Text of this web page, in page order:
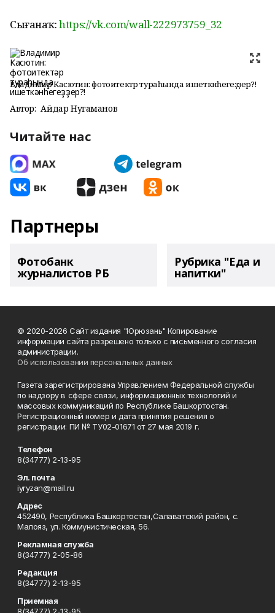
Сығанаҡ:https://vk.com/wall-222973759_32
Владимир Касютин: фотоитектәр тураһында ишеткәнһегеҙҙер?!
Автор: Айдар Нугаманов
Читайте нас
Партнеры
Фотобанк
журналистов РБ
Рубрика "Еда и
напитки"
© 2020-2026 Сайт издания "Юрюзань" Копирование
информации сайта разрешено только с письменного согласия
администрации.
Об использовании персональных данных
Газета зарегистрирована Управлением Федеральной службы
по надзору в сфере связи, информационных технологий и
массовых коммуникаций по Республике Башкортостан.
Регистрационный номер и дата принятия решения о
регистрации: ПИ № ТУ02-01671 от 27 мая 2019 г.
Телефон
8(34777) 2-13-95
Эл. почта
iyryzan@mail.ru
Адрес
452490, Республика Башкортостан,Салаватский район, с.
Малояз, ул. Коммунистическая, 56.
Рекламная служба
8(34777) 2-05-86
Редакция
8(34777) 2-13-95
Приемная